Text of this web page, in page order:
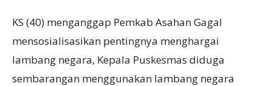
KS (40) menganggap Pemkab Asahan Gagal
mensosialisasikan pentingnya menghargai
lambang negara, Kepala Puskesmas diduga
sembarangan menggunakan lambang negara